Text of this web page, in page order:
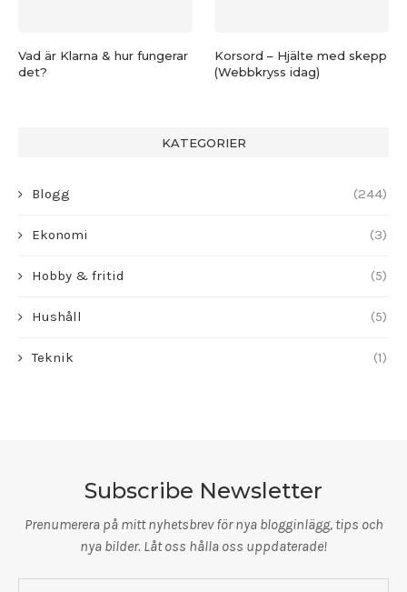
Vad är Klarna & hur fungerar
det?
Korsord – Hjälte med skepp
(Webbkryss idag)
KATEGORIER
Blogg (244)
Ekonomi (3)
Hobby & fritid (5)
Hushåll (5)
Teknik (1)
Subscribe Newsletter
Prenumerera på mitt nyhetsbrev för nya blogginlägg, tips och
nya bilder. Låt oss hålla oss uppdaterade!